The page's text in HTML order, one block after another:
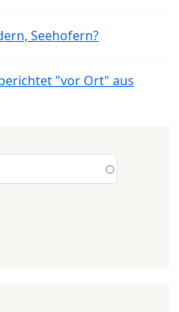
Seehofern?
"vor Ort" aus